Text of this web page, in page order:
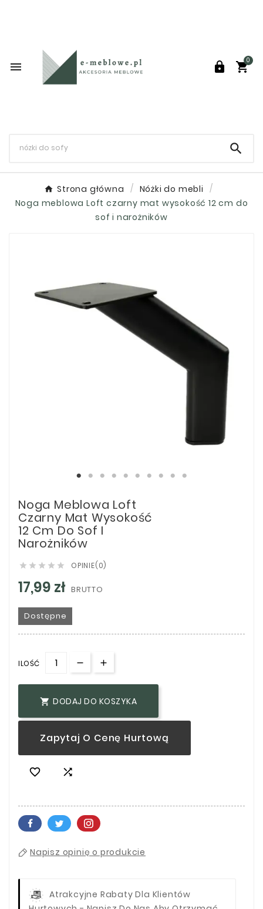
  
0

Strona główna
Nóżki do mebli
Noga meblowa Loft czarny mat wysokość 12 cm do
sof i narożników
Noga Meblowa Loft
Czarny Mat Wysokość
12 Cm Do Sof I
Narożników
     OPINIE(0)
17,99 zł BRUTTO
Dostępne
ILOŚĆ
 DODAJ DO KOSZYKA
Zapytaj O Cenę Hurtową
 
Napisz opinię o produkcie
Atrakcyjne Rabaty Dla Klientów